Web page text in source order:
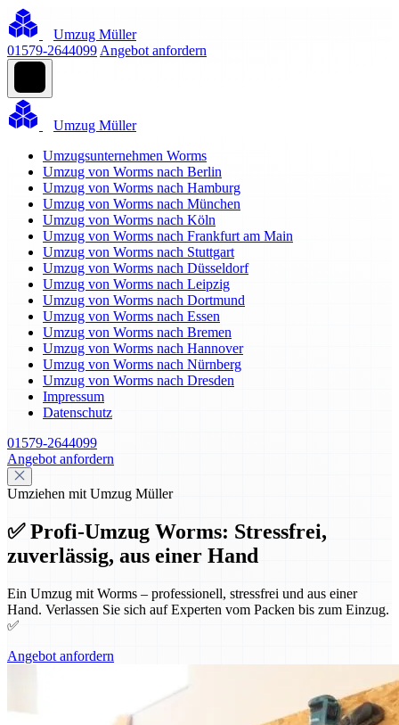
Umzug Müller
01579-2644099 Angebot anfordern
Umzug Müller
Umzugsunternehmen Worms
Umzug von Worms nach Berlin
Umzug von Worms nach Hamburg
Umzug von Worms nach München
Umzug von Worms nach Köln
Umzug von Worms nach Frankfurt am Main
Umzug von Worms nach Stuttgart
Umzug von Worms nach Düsseldorf
Umzug von Worms nach Leipzig
Umzug von Worms nach Dortmund
Umzug von Worms nach Essen
Umzug von Worms nach Bremen
Umzug von Worms nach Hannover
Umzug von Worms nach Nürnberg
Umzug von Worms nach Dresden
Impressum
Datenschutz
01579-2644099
Angebot anfordern
Umziehen mit Umzug Müller
✅ Profi-Umzug Worms: Stressfrei,
zuverlässig, aus einer Hand
Ein Umzug mit Worms – professionell, stressfrei und aus einer
Hand. Verlassen Sie sich auf Experten vom Packen bis zum Einzug.
✅
Angebot anfordern